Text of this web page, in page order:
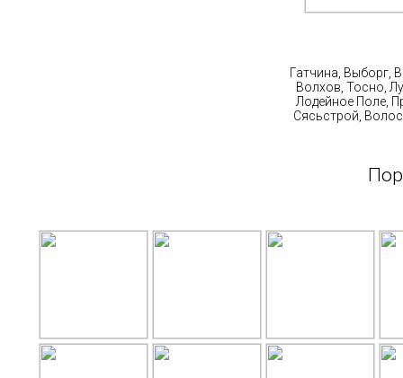
Гатчина, Выборг,
Волхов, Тосно,
Лодейное Поле,
Сясьстрой,